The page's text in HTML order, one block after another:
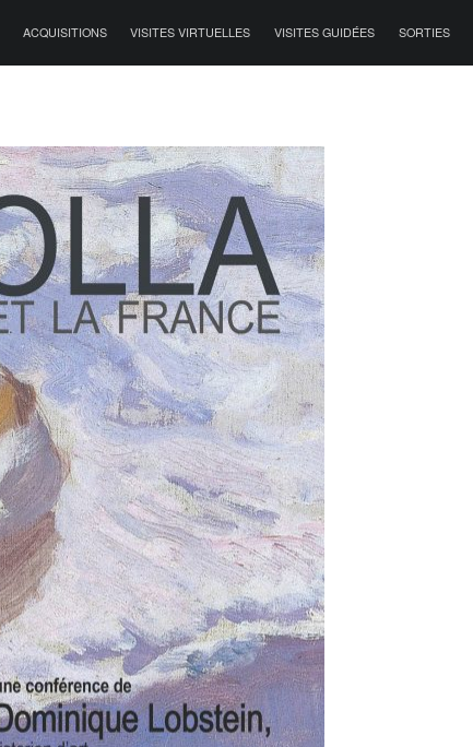
ACQUISITIONS VISITES VIRTUELLES VISITES GUIDÉES SORTIES